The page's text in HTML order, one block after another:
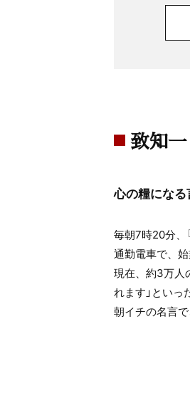
致知
心の糧にな
毎朝7時20分、
通勤電車で、
現在、約3万人
れます」といっ
朝イチの名言